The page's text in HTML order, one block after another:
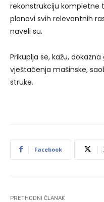
rekonstrukciju kompletne
planovi svih relevantnih
naveli su.
Prikuplja se, kažu,
vještačenja mašinske,
struke.
Facebook
PRETHODNI ČLANAK